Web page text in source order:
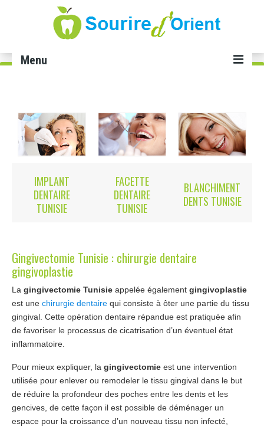
Menu
Soins dentaires
Implant dentaire Tunisie
Smile infinity Tunisie
Blanchiment dents Tunisie
Cabinet
Chirurgiens
Séjour
Tarifs
Devis
IMPLANT
DENTAIRE
TUNISIE
FACETTE
DENTAIRE
TUNISIE
BLANCHIMENT
DENTS TUNISIE
Gingivectomie Tunisie : chirurgie dentaire
gingivoplastie
La gingivectomie Tunisie appelée également gingivoplastie
est une chirurgie dentaire qui consiste à ôter une partie du tissu
gingival. Cette opération dentaire répandue est pratiquée afin
de favoriser le processus de cicatrisation d’un éventuel état
inflammatoire.
Pour mieux expliquer, la gingivectomie est une intervention
utilisée pour enlever ou remodeler le tissu gingival dans le but
de réduire la profondeur des poches entre les dents et les
gencives, de cette façon il est possible de déménager un
espace pour la croissance d’un nouveau tissu non infecté,